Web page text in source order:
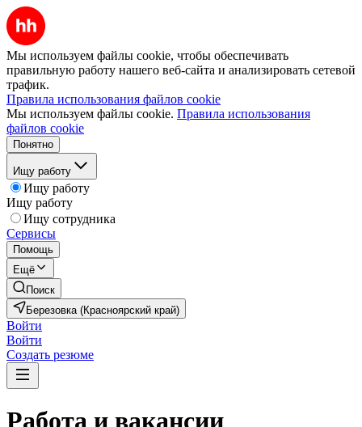
Мы используем файлы cookie, чтобы обеспечивать
правильную работу нашего веб-сайта и анализировать сетевой
трафик.
Правила использования файлов cookie
Мы используем файлы cookie. Правила использования
файлов cookie
Понятно
Ищу работу
Ищу работу
Ищу работу
Ищу сотрудника
Сервисы
Помощь
Ещё
Поиск
Березовка (Красноярский край)
Войти
Войти
Создать резюме
Работа и вакансии